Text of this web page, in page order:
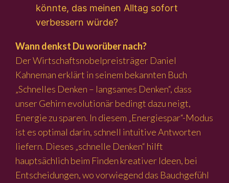
könnte, das meinen Alltag sofort
verbessern würde?
Wann denkst Du worüber nach?
Der Wirtschaftsnobelpreisträger Daniel
Kahneman erklärt in seinem bekannten Buch
„Schnelles Denken – langsames Denken“, dass
unser Gehirn evolutionär bedingt dazu neigt,
Energie zu sparen. In diesem „Energiespar“-Modus
ist es optimal darin, schnell intuitive Antworten
liefern. Dieses „schnelle Denken“ hilft
hauptsächlich beim Finden kreativer Ideen, bei
Entscheidungen, wo vorwiegend das Bauchgefühl